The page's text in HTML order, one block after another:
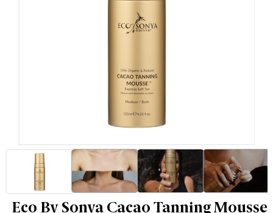
Eco By Sonya Cacao Tanning Mousse